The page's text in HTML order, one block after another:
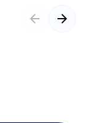
arrow_back arrow_forward